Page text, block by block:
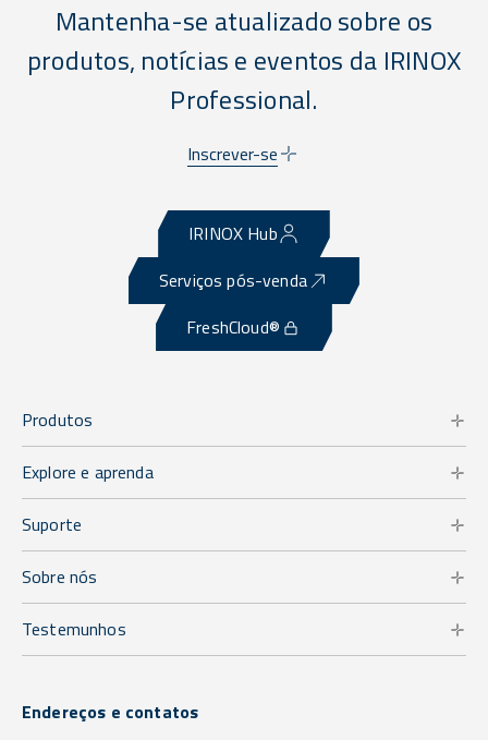
Mantenha-se atualizado sobre os
produtos, notícias e eventos da IRINOX
Professional.
Inscrever-se
IRINOX Hub
Serviços pós-venda
FreshCloud®
Produtos
Explore e aprenda
Suporte
Sobre nós
Testemunhos
Endereços e contatos